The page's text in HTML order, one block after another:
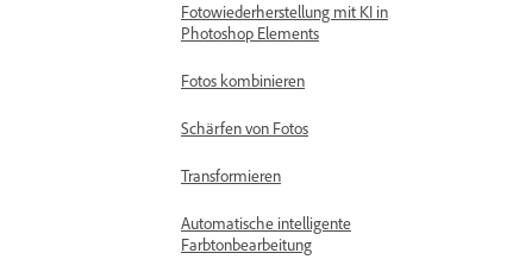
Fotowiederherstellung mit KI in
Photoshop Elements
Fotos kombinieren
Schärfen von Fotos
Transformieren
Automatische intelligente
Farbtonbearbeitung